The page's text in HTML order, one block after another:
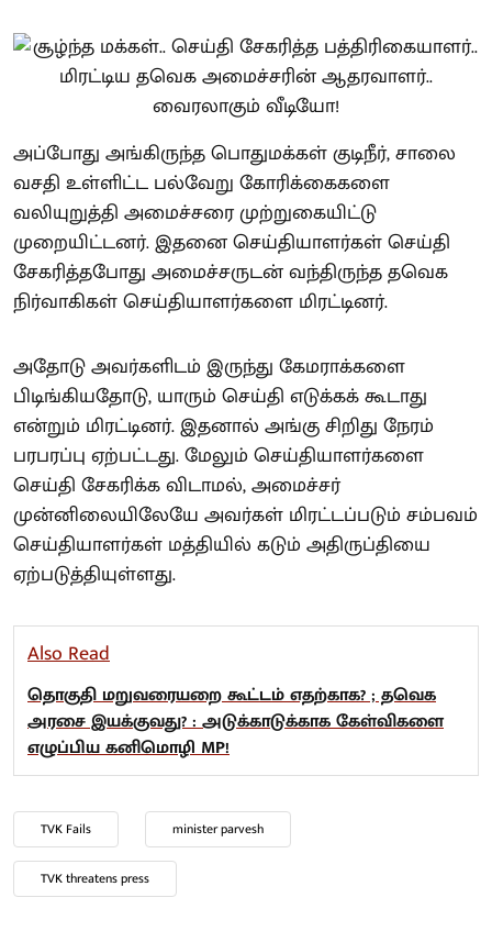
அப்போது அங்கிருந்த பொதுமக்கள் குடிநீர், சாலை
வசதி உள்ளிட்ட பல்வேறு கோரிக்கைகளை
வலியுறுத்தி அமைச்சரை முற்றுகையிட்டு
முறையிட்டனர். இதனை செய்தியாளர்கள் செய்தி
சேகரித்தபோது அமைச்சருடன் வந்திருந்த தவெக
நிர்வாகிகள் செய்தியாளர்களை மிரட்டினர்.
அதோடு அவர்களிடம் இருந்து கேமராக்களை
பிடிங்கியதோடு, யாரும் செய்தி எடுக்கக் கூடாது
என்றும் மிரட்டினர். இதனால் அங்கு சிறிது நேரம்
பரபரப்பு ஏற்பட்டது. மேலும் செய்தியாளர்களை
செய்தி சேகரிக்க விடாமல், அமைச்சர்
முன்னிலையிலேயே அவர்கள் மிரட்டப்படும் சம்பவம்
செய்தியாளர்கள் மத்தியில் கடும் அதிருப்தியை
ஏற்படுத்தியுள்ளது.
Also Read
தொகுதி மறுவரையறை கூட்டம் எதற்காக? ; தவெக
அரசை இயக்குவது? : அடுக்காடுக்காக கேள்விகளை
எழுப்பிய கனிமொழி MP!
TVK Fails minister parvesh
TVK threatens press